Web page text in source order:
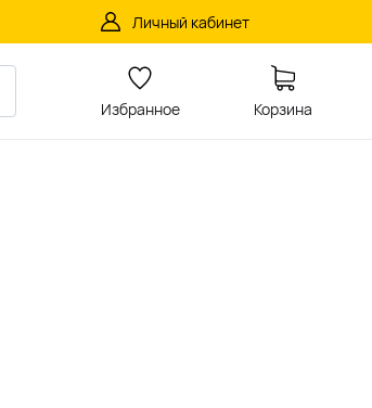
Личный кабинет
Избранное Корзина